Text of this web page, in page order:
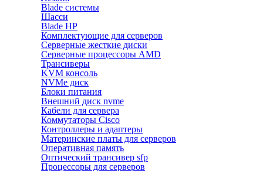
Blade системы
Шасси
Blade HP
Комплектующие для серверов
Серверные жесткие диски
Серверные процессоры AMD
Трансиверы
KVM консоль
NVMe диск
Блоки питания
Внешний диск nvme
Кабели для сервера
Коммутаторы Cisco
Контроллеры и адаптеры
Материнские платы для серверов
Оперативная память
Оптический трансивер sfp
Процессоры для серверов